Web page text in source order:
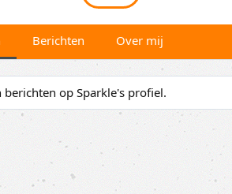
Berichten Over mij
berichten op Sparkle's profiel.